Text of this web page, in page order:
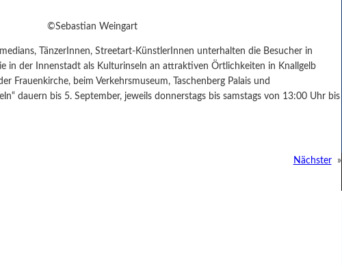
©Sebastian Weingart
TänzerInnen, Streetart-KünstlerInnen unterhalten die Besucher in
in der Innenstadt als Kulturinseln an attraktiven Örtlichkeiten in Knallgelb
Frauenkirche, beim Verkehrsmuseum, Taschenberg Palais und
dauern bis 5. September, jeweils donnerstags bis samstags von 13:00 Uhr bis
Nächster »